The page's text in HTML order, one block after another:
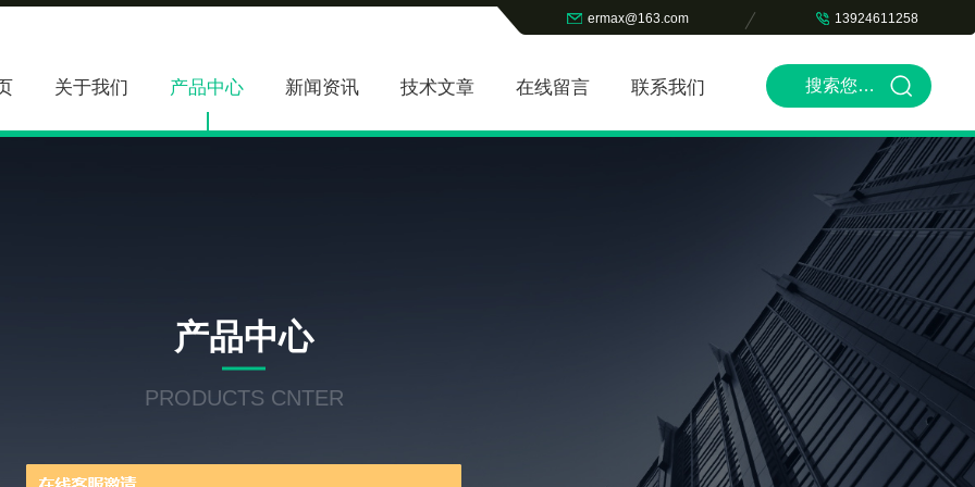
ermax@163.com 13924611258
关于我们 产品中心 新闻资讯 技术文章 在线留言 联系我们
产品中心
PRODUCTS CNTER